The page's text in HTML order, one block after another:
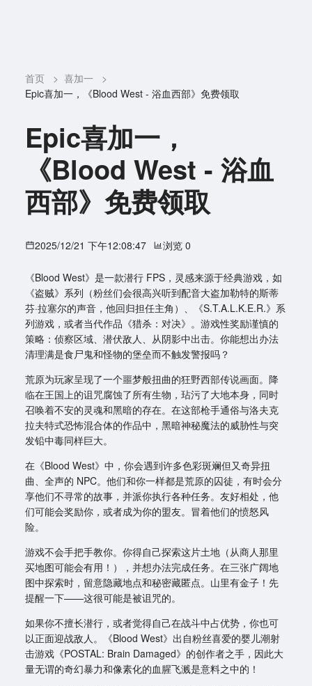
首页 > 喜加一
>
Epic喜加一，《Blood West - 浴血西部》免费领取
Epic喜加一，
《Blood West - 浴血
西部》免费领取
2025/12/21 下午12:08:47 浏览 0
《Blood West》是一款潜行 FPS，灵感来源于经典游戏，如
《盗贼》系列（粉丝们会很高兴听到配音大盗加勒特的斯蒂
芬·拉塞尔的声音，他回归担任主角）、《S.T.A.L.K.E.R.》系
列游戏，或者当代作品《猎杀：对决》。游戏性奖励谨慎的
策略：侦察区域、潜伏敌人、从阴影中出击。你能想出办法
清理满是食尸鬼和怪物的堡垒而不触发警报吗？
荒原为玩家呈现了一个噩梦般扭曲的狂野西部传说画面。降
临在王国上的诅咒腐蚀了所有生物，玷污了大地本身，同时
召唤着不安的灵魂和黑暗的存在。在这部枪手通俗与洛夫克
拉夫特式恐怖混合体的作品中，黑暗神秘魔法的威胁性与突
发铅中毒同样巨大。
在《Blood West》中，你会遇到许多色彩斑斓但又奇异扭
曲、全声的 NPC。他们和你一样都是荒原的囚徒，有时会分
享他们不寻常的故事，并派你执行各种任务。友好相处，他
们可能会奖励你，或者成为你的盟友。冒着他们的愤怒风
险。
游戏不会手把手教你。你得自己探索这片土地（从商人那里
买地图可能会有用！），并想办法完成任务。在三张广阔地
图中探索时，留意隐藏地点和秘密藏匿点。山里有金子！先
提醒一下——这很可能是被诅咒的。
如果你不擅长潜行，或者觉得自己在战斗中占优势，你也可
以正面迎战敌人。《Blood West》出自粉丝喜爱的婴儿潮射
击游戏《POSTAL: Brain Damaged》的创作者之手，因此大
量无谓的奇幻暴力和像素化的血腥飞溅是意料之中的！